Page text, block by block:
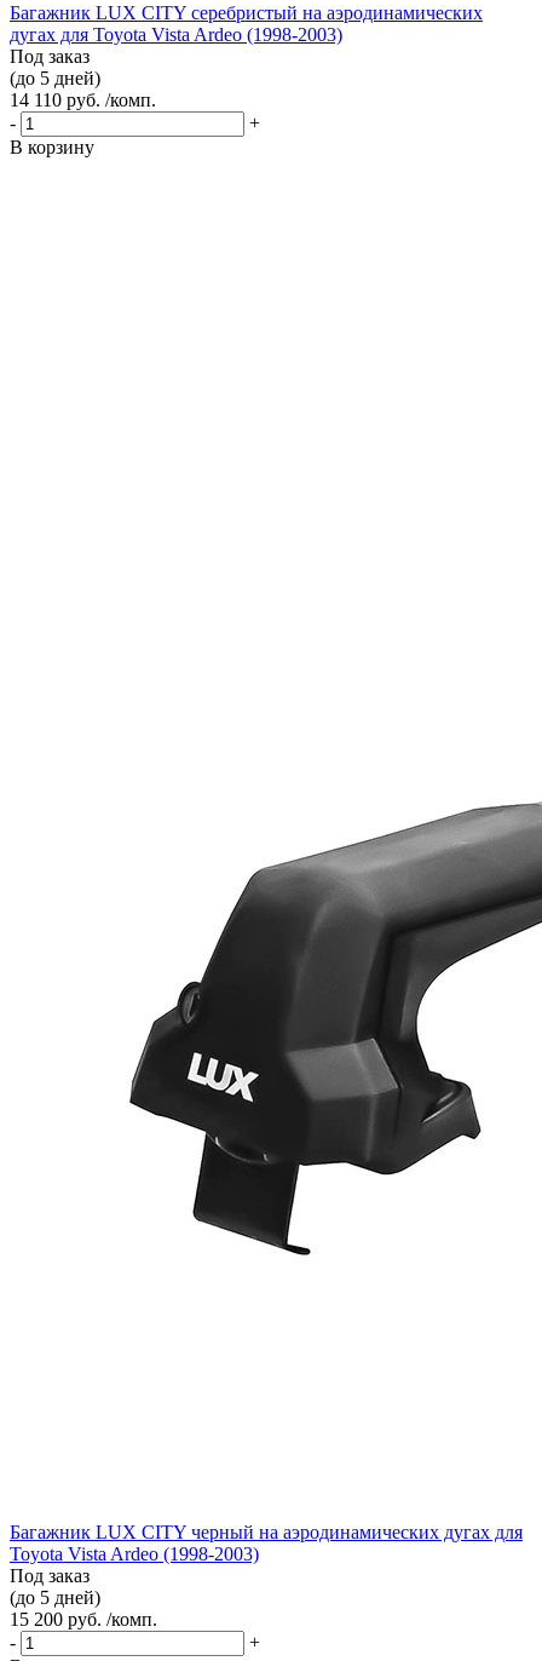
Багажник LUX CITY серебристый на аэродинамических
дугах для Toyota Vista Ardeo (1998-2003)
Под заказ
(до 5 дней)
14 110 руб. /комп.
-
+
В корзину
Багажник LUX CITY черный на аэродинамических дугах для
Toyota Vista Ardeo (1998-2003)
Под заказ
(до 5 дней)
15 200 руб. /комп.
-
+